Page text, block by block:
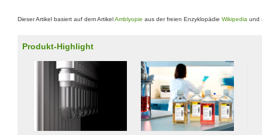
Dieser Artikel basiert auf dem ArtikelAmblyopie aus der freien Enzyklopädie Wikipedia und
Produkt-Highlight